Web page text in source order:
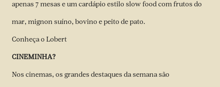
apenas 7 mesas e um cardápio estilo slow food com frutos do
mar, mignon suíno, bovino e peito de pato.
Conheça o Lobert
CINEMINHA?
Nos cinemas, os grandes destaques da semana são